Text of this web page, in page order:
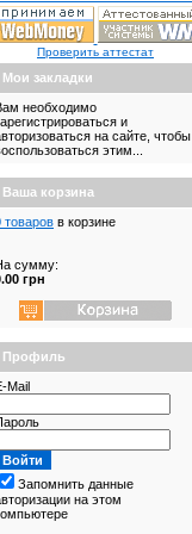
Проверить аттестат
Мои закладки
необходимо
и
на сайте, чтобы
этим...
Ваша корзина
товаров в корзине
сумму:
грн
Профиль
Mail
Запомнить данные
на этом